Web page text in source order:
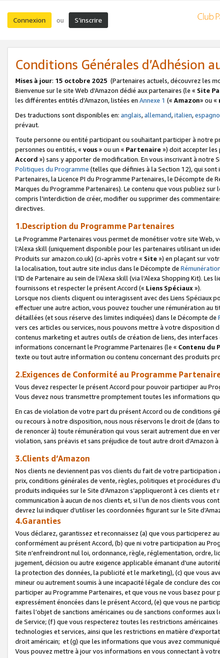
Connexion ou S’inscrire
Conditions Générales d’Adhésion
Mises à jour: 15 octobre 2025 (Partenaires actuels, découvrez les
Bienvenue sur le site Web d’Amazon dédié aux partenaires (le « Site
les différentes entités d’Amazon, listées en Annexe 1 (« Amazon» ou «
Des traductions sont disponibles en: anglais,allemand,italien,
prévaut.
Toute personne ou entité participant ou souhaitant participer à notre
personnes ou entités, « vous» ou un « Partenaire ») doit accepter les
Accord ») sans y apporter de modification. En vous inscrivant à notre
Politiques du Programme (telles que définies à la Section 12), qui
Partenaires, la Licence PI du Programme Partenaires, le Décompte de
Marques du Programme Partenaires). Le contenu que vous publiez
compris l'interdiction de créer, modifier ou supprimer des
directives.
1.Description du Programme Partenaires
Le Programme Partenaires vous permet de monétiser votre site Web,
l'Alexa skill (uniquement disponible pour les partenaires utilisant un
Produits sur amazon.co.uk) (ci-après votre « Site ») en plaçant sur
la localisation, tout autre site inclus dans le Décompte de
l'ID de Partenaire au sein de l'Alexa skill (via l'Alexa Shopping Kit).
fournissons et respecter le présent Accord (« Liens Spéciaux»).
Lorsque nos clients cliquent ou interagissent avec des Liens Spéciaux
effectuer une autre action, vous pouvez toucher une rémunération
détaillées (et sous réserve des limites indiquées) dans le Décompte de
vers ces articles ou services, nous pouvons mettre à votre disposition
contenus marketing et autres outils de création de liens, des
informations concernant le Programme Partenaires (le « Contenu du
texte ou tout autre information ou contenu concernant des produits
2.Exigences de Conformité au Programme
Vous devez respecter le présent Accord pour pouvoir participer au
Vous devez nous transmettre promptement toutes les informations
En cas de violation de votre part du présent Accord ou de conditions
ou recours à notre disposition, nous nous réservons le droit de (dans
de renoncer à) toute rémunération qui vous serait autrement due en
violation, sans préavis et sans préjudice de tout autre droit
3.Clients d’Amazon
Nos clients ne deviennent pas vos clients du fait de votre
prix, conditions générales de vente, règles, politiques et procédures
produits indiquées sur le Site d’Amazon s’appliqueront à ces clients
communication à aucun de nos clients et, si l’un de nos clients vous
devrez lui indiquer d’utiliser les coordonnées figurant sur le Site
4.Garanties
Vous déclarez, garantissez et reconnaissez (a) que vous participerez
conformément au présent Accord, (b) que ni votre participation au
Site n’enfreindront nul loi, ordonnance, règle, réglementation, ordre,
jugement, décision ou autre exigence applicable émanant d’une
la protection des données, la publicité et le marketing), (c) que vous
mineur ou autrement soumis à une incapacité légale de conclure des
participer au Programme Partenaires, et que vous ne vous basez
expressément énoncées dans le présent Accord, (e) que vous ne
faites l’objet de sanctions américaines ou de sanctions conformes
de Service; (f) que vous respecterez toutes les restrictions
technologies et services, ainsi que les restrictions en matière
droit américain; et (g) que les informations que vous avez
Vous pouvez mettre à jour vos informations en vous connectant à